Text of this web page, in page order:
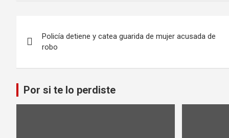
de
entradas
Policía detiene y catea guarida de mujer acusada de
robo
Por si te lo perdiste